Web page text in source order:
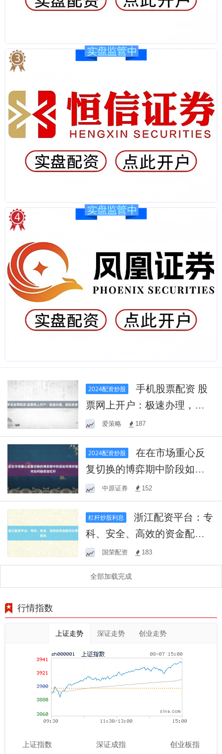
2024配资炒股
手机股票配资 股
票网上开户：极速办理，轻
松投资！
爱策略 187
2024配资炒股
在在市场重心反
复切换的博弈期中阶段如何
用好股市如何融资加杠杆
中原证券 152
杠杆炒股利息
浙江配资平台：专
科、安全、高效的资金配对
办事首选
国荣配资 183
全部加载完成
行情指数
上证走势 深证走势 创业走势
上证指数 深证成指 创业板指